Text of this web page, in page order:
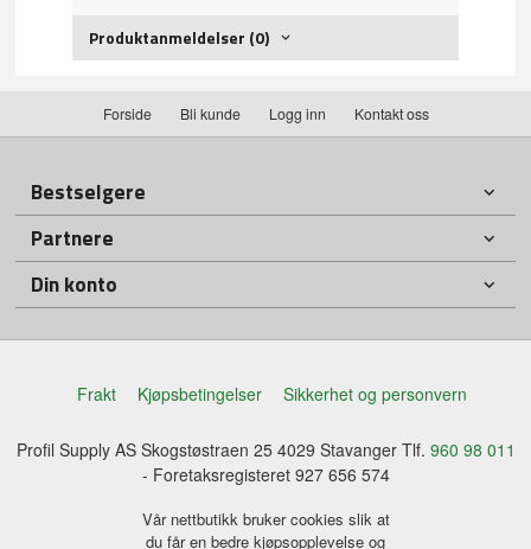
Produktanmeldelser (0)
Forside Bli kunde Logg inn Kontakt oss
Bestselgere
Partnere
Din konto
Frakt Kjøpsbetingelser Sikkerhet og personvern
Profil Supply AS Skogstøstraen 25 4029 Stavanger Tlf. 960 98 011
- Foretaksregisteret 927 656 574
Vår nettbutikk bruker cookies slik at
du får en bedre kjøpsopplevelse og